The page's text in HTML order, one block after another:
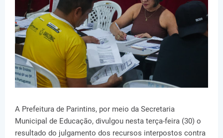
A Prefeitura de Parintins, por meio da Secretaria
Municipal de Educação, divulgou nesta terça-feira (30) o
resultado do julgamento dos recursos interpostos contra